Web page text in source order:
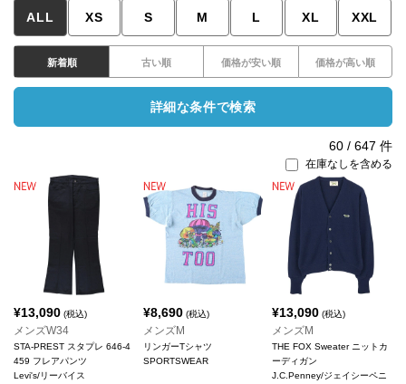
ALL XS S M L XL XXL
新着順 古い順 価格が安い順 価格が高い順
詳細な条件で検索
60 / 647 件
在庫なしを含める
¥13,090 (税込)
メンズW34
STA-PREST スタプレ 646-4
459 フレアパンツ
Levi's/リーバイス
¥8,690(税込)
メンズM
リンガーTシャツ
SPORTSWEAR
¥13,090 (税込)
メンズM
THE FOX Sweater ニットカ
ーディガン
J.C.Penney/ジェイシーペニ